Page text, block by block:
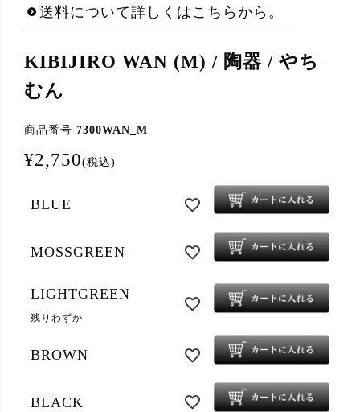
送料について詳しくはこちらから。
KIBIJIRO WAN (M) / 陶器 / やち
むん
商品番号 7300WAN_M
¥2,750 税込
BLUE
MOSSGREEN
LIGHTGREEN
残りわずか
BROWN
BLACK